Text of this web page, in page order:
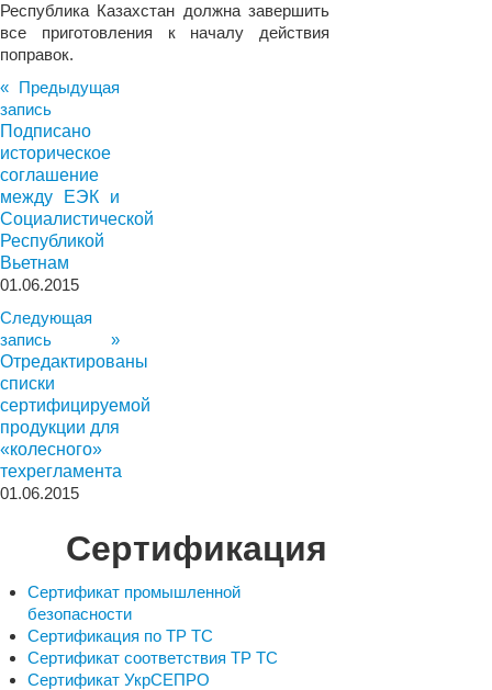
Республика Казахстан должна завершить
все приготовления к началу действия
поправок.
« Предыдущая
запись
Подписано
историческое
соглашение
между ЕЭК и
Социалистической
Республикой
Вьетнам
01.06.2015
Следующая
запись »
Отредактированы
списки
сертифицируемой
продукции для
«колесного»
техрегламента
01.06.2015
Сертификация
Сертификат промышленной
безопасности
Сертификация по ТР ТС
Сертификат соответствия ТР ТС
Сертификат УкрСЕПРО